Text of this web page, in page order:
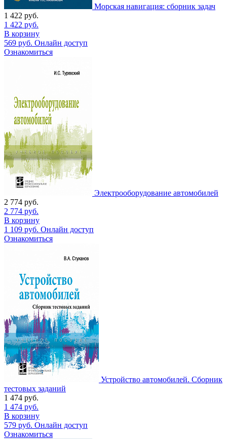
Морская навигация: сборник задач
1 422 руб.
1 422 руб.
В корзину
569 руб. Онлайн доступ
Ознакомиться
Электрооборудование автомобилей
2 774 руб.
2 774 руб.
В корзину
1 109 руб. Онлайн доступ
Ознакомиться
Устройство автомобилей. Сборник
тестовых заданий
1 474 руб.
1 474 руб.
В корзину
579 руб. Онлайн доступ
Ознакомиться